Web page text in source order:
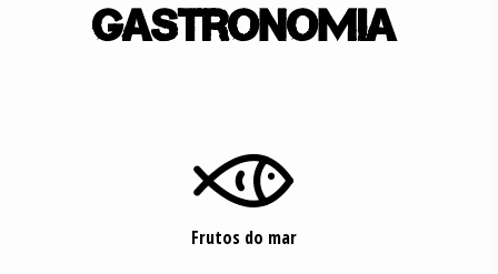
Gastronomia

Frutos do mar